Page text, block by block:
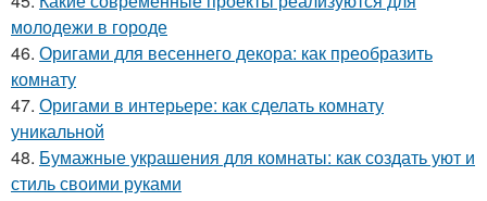
молодежи в городе
46. Оригами для весеннего декора: как преобразить
комнату
47. Оригами в интерьере: как сделать комнату
уникальной
48. Бумажные украшения для комнаты: как создать уют и
стиль своими руками